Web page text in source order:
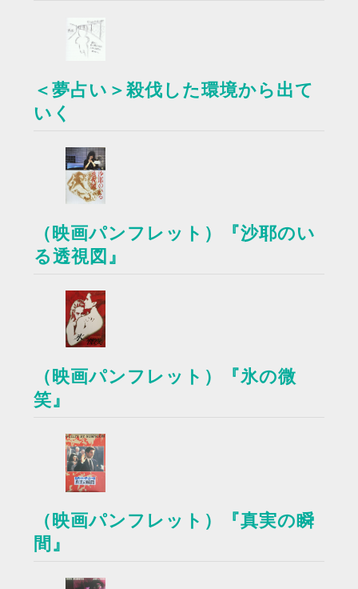
＜夢占い＞殺伐した環境から出て
いく
（映画パンフレット）『沙耶のい
る透視図』
（映画パンフレット）『氷の微
笑』
（映画パンフレット）『真実の瞬
間』